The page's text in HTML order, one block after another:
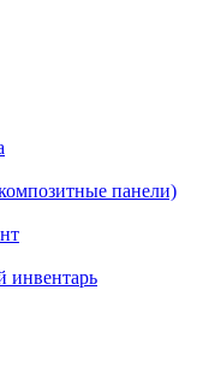
панели)
инвентарь